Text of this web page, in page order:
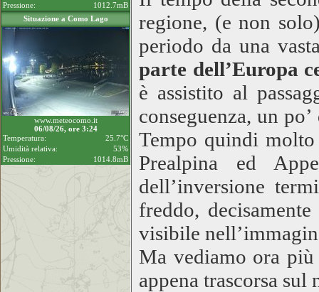
Pressione:
1012.7mB
Situazione a Como Lago
www.meteocomo.it
06/08/26, ore 3:24
Temperatura:
25.7°C
Umidità relativa:
53%
Pressione:
1014.8mB
regione, (e non
periodo da una
parte dell’Europa
è assistito al
conseguenza, un
Tempo quindi molto
Prealpina ed
dell’inversione
freddo,
visibile
Ma vediamo ora più
appena trascorsa